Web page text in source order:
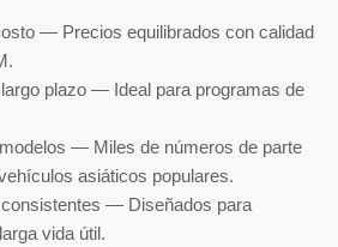
— Precios equilibrados con calidad
plazo — Ideal para programas de
— Miles de números de parte
asiáticos populares.
— Diseñados para
vida útil.